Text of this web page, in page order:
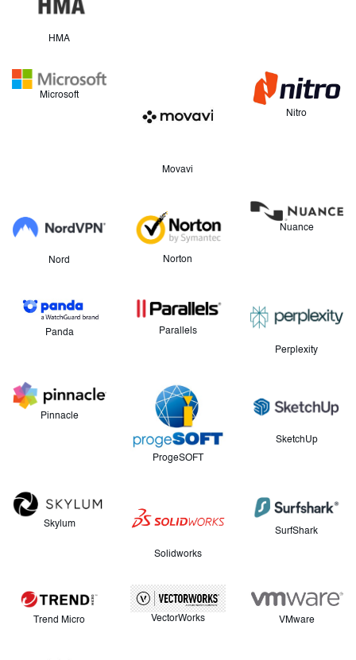
HMA
Microsoft
Movavi
Nitro
Nord Norton
Nuance
Panda
Parallels
Perplexity
Pinnacle
ProgeSOFT
SketchUp
Skylum
Solidworks
SurfShark
Trend Micro VectorWorks VMware